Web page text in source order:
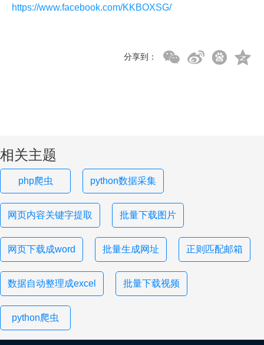
https://www.facebook.com/KKBOXSG/
分享到：
相关主题
php爬虫 python数据采集
网页内容关键字提取 批量下载图片
网页下载成word 批量生成网址 正则匹配邮箱
数据自动整理成excel 批量下载视频
python爬虫